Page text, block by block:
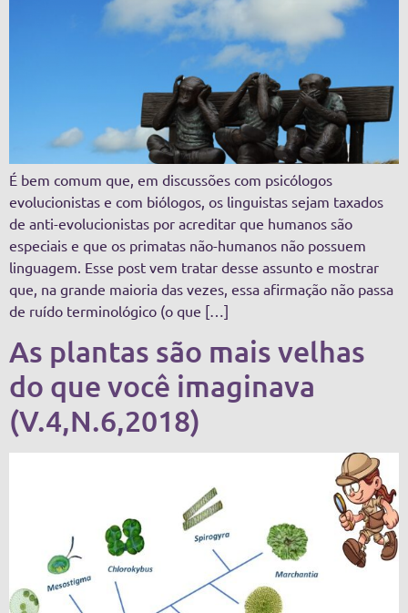
É bem comum que, em discussões com psicólogos
evolucionistas e com biólogos, os linguistas sejam taxados
de anti-evolucionistas por acreditar que humanos são
especiais e que os primatas não-humanos não possuem
linguagem. Esse post vem tratar desse assunto e mostrar
que, na grande maioria das vezes, essa afirmação não passa
de ruído terminológico (o que […]
As plantas são mais velhas
do que você imaginava
(V.4,N.6,2018)